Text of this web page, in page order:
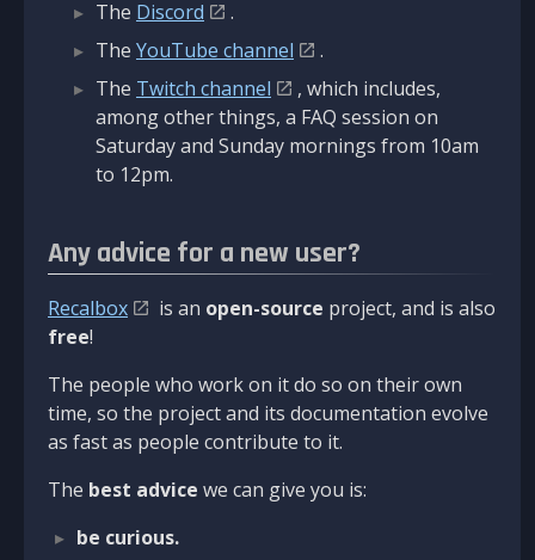
The Discord
.
The YouTube channel
.
The Twitch channel
, which includes,
among other things, a FAQ session on
Saturday and Sunday mornings from 10am
to 12pm.
Any advice for a new user?
Recalbox is an open-source project, and is also
free!
The people who work on it do so on their own
time, so the project and its documentation evolve
as fast as people contribute to it.
The best advice we can give you is:
be curious.